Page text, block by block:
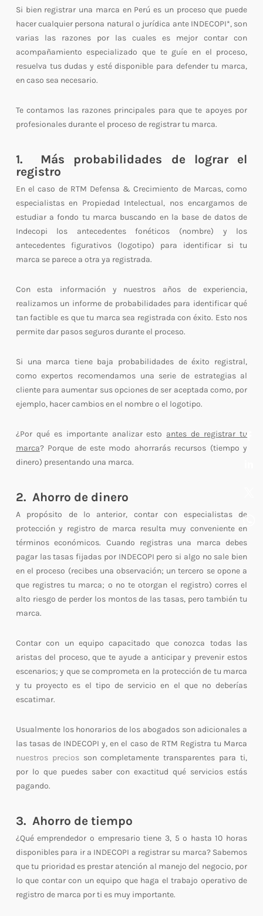
Si bien registrar una marca en Perú es un proceso que puede
hacer cualquier persona natural o jurídica ante INDECOPI*, son
varias las razones por las cuales es mejor contar con
acompañamiento especializado que te guíe en el proceso,
resuelva tus dudas y esté disponible para defender tu marca,
en caso sea necesario.
Te contamos las razones principales para que te apoyes por
profesionales durante el proceso de registrar tu marca.
1. Más probabilidades de lograr el
registro
En el caso de RTM Defensa & Crecimiento de Marcas, como
especialistas en Propiedad Intelectual, nos encargamos de
estudiar a fondo tu marca buscando en la base de datos de
Indecopi los antecedentes fonéticos (nombre) y los
antecedentes figurativos (logotipo) para identificar si tu
marca se parece a otra ya registrada.
Con esta información y nuestros años de experiencia,
realizamos un informe de probabilidades para identificar qué
tan factible es que tu marca sea registrada con éxito. Esto nos
permite dar pasos seguros durante el proceso.
Si una marca tiene baja probabilidades de éxito registral,
como expertos recomendamos una serie de estrategias al
cliente para aumentar sus opciones de ser aceptada como, por
ejemplo, hacer cambios en el nombre o el logotipo.
¿Por qué es importante analizar esto antes de registrar tu
marca? Porque de este modo ahorrarás recursos (tiempo y
dinero) presentando una marca.
2. Ahorro de dinero
A propósito de lo anterior, contar con especialistas de
protección y registro de marca resulta muy conveniente en
términos económicos. Cuando registras una marca debes
pagar las tasas fijadas por INDECOPI pero si algo no sale bien
en el proceso (recibes una observación; un tercero se opone a
que registres tu marca; o no te otorgan el registro) corres el
alto riesgo de perder los montos de las tasas, pero también tu
marca.
Contar con un equipo capacitado que conozca todas las
aristas del proceso, que te ayude a anticipar y prevenir estos
escenarios; y que se comprometa en la protección de tu marca
y tu proyecto es el tipo de servicio en el que no deberías
escatimar.
Usualmente los honorarios de los abogados son adicionales a
las tasas de INDECOPI y, en el caso de RTM Registra tu Marca
nuestros preciosson completamente transparentes para ti,
por lo que puedes saber con exactitud qué servicios estás
pagando.
3. Ahorro de tiempo
¿Qué emprendedor o empresario tiene 3, 5 o hasta 10 horas
disponibles para ir a INDECOPI a registrar su marca? Sabemos
que tu prioridad es prestar atención al manejo del negocio, por
lo que contar con un equipo que haga el trabajo operativo de
registro de marca por ti es muy importante.